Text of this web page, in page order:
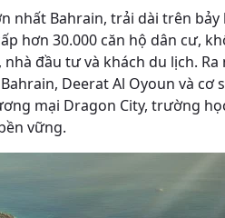
Bahrain, trải dài trên
hơn 30.000 căn hộ dân cư,
đầu tư và khách du lịch.
Deerat Al Oyoun và
mại Dragon City, trường
vững.